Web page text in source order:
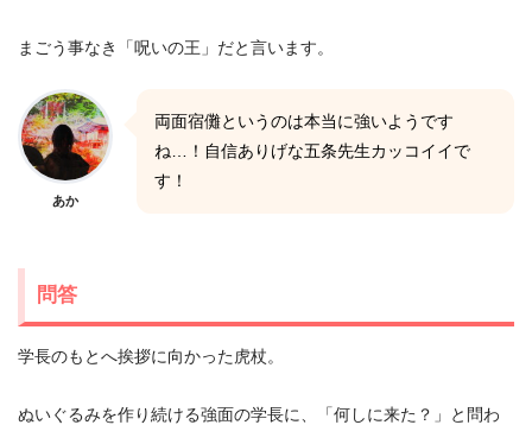
まごう事なき「呪いの王」だと言います。
あか
両面宿儺というのは本当に強いようです
ね…！自信ありげな五条先生カッコイイで
す！
問答
学長のもとへ挨拶に向かった虎杖。
ぬいぐるみを作り続ける強面の学長に、「何しに来た？」と問わ